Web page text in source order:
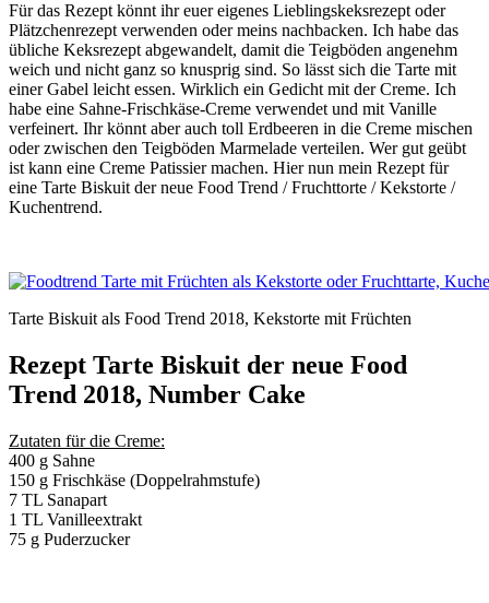
Für das Rezept könnt ihr euer eigenes Lieblingskeksrezept oder
Plätzchenrezept verwenden oder meins nachbacken. Ich habe das
übliche Keksrezept abgewandelt, damit die Teigböden angenehm
weich und nicht ganz so knusprig sind. So lässt sich die Tarte mit
einer Gabel leicht essen. Wirklich ein Gedicht mit der Creme. Ich
habe eine Sahne-Frischkäse-Creme verwendet und mit Vanille
verfeinert. Ihr könnt aber auch toll Erdbeeren in die Creme mischen
oder zwischen den Teigböden Marmelade verteilen. Wer gut geübt
ist kann eine Creme Patissier machen. Hier nun mein Rezept für
eine Tarte Biskuit der neue Food Trend / Fruchttorte / Kekstorte /
Kuchentrend.
Tarte Biskuit als Food Trend 2018, Kekstorte mit Früchten
Rezept Tarte Biskuit der neue Food
Trend 2018, Number Cake
Zutaten für die Creme:
400 g Sahne
150 g Frischkäse (Doppelrahmstufe)
7 TL Sanapart
1 TL Vanilleextrakt
75 g Puderzucker